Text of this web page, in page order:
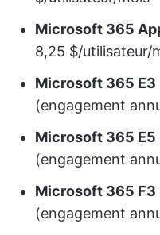
Microsoft 365
8,25 $/utilisateur/
Microsoft 365 E3
(engagement
Microsoft 365 E5
(engagement
Microsoft 365 F3
(engagement